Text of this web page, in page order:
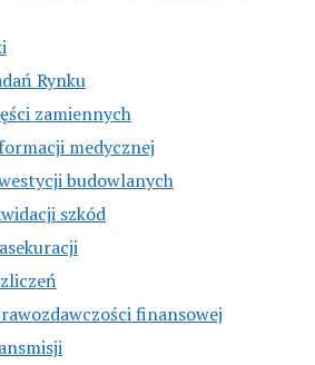
Rynku
zamiennych
medycznej
budowlanych
szkód
finansowej